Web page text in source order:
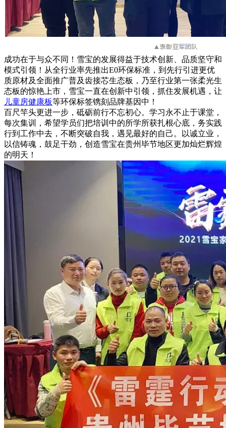
成功在于与众不同！雪宝的发展得益于技术创新、品质坚守和
模式引领！从全行业率先推出E0环保标准，到先行引进更优
质原材及全面推广普及齿接芯生态板，乃至行业第一张柔光生
态板的惊艳上市，雪宝一直在创新中引领，抓住发展机遇，让
儿童房健康板等环保标签镌刻品牌基因中！
百尺竿头更进一步，砥砺前行不忘初心。学习永不止于课堂，
每次集训，希望学员们把培训中的所学所获扎根心底，务实践
行到工作中去，不断突破自我，遇见最好的自己。以诚立业，
以信铸魂，鼓足干劲，创造雪宝在贵州毕节地区更加灿烂辉煌
的明天！